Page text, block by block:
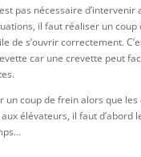
pas nécessaire d’intervenir
il faut réaliser un coup
de s’ouvrir correctement.
car une crevette peut
un coup de frein alors que les
élévateurs, il faut d’abord